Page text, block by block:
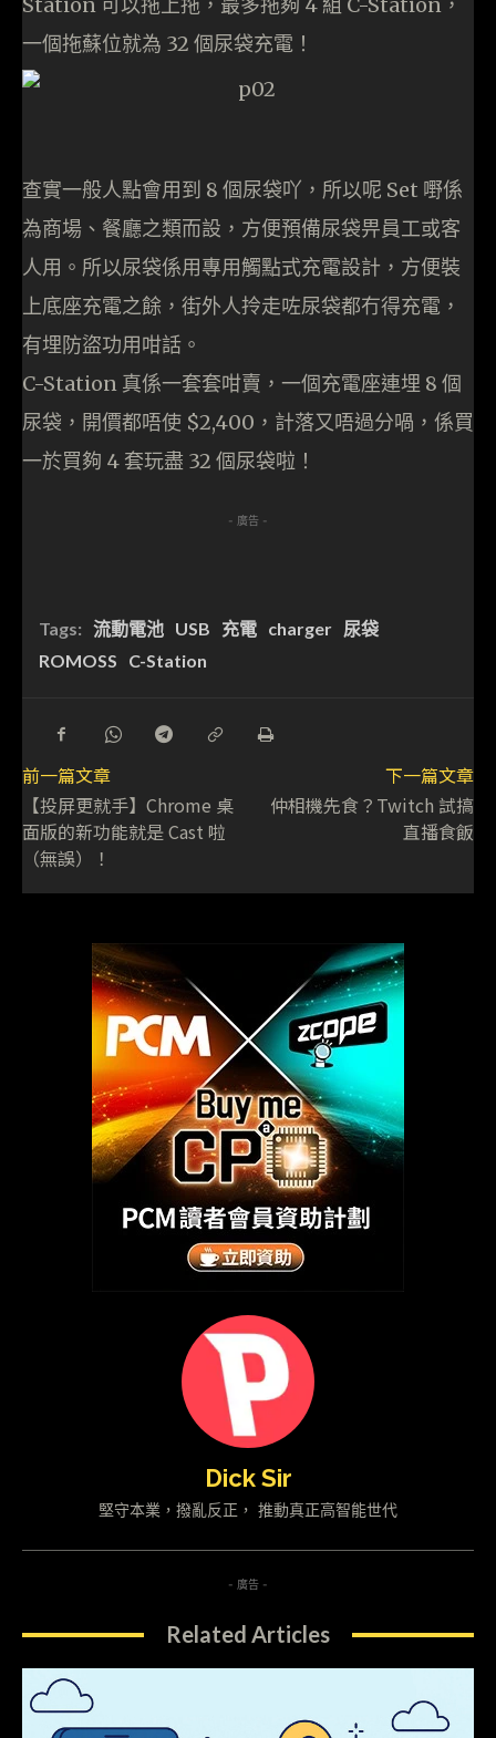
Station 可以拖上拖，最多拖夠 4 組 C-Station，
一個拖蘇位就為 32 個尿袋充電！
查實一般人點會用到 8 個尿袋吖，所以呢 Set 嘢係
為商場、餐廳之類而設，方便預備尿袋畀員工或客
人用。所以尿袋係用專用觸點式充電設計，方便裝
上底座充電之餘，街外人拎走咗尿袋都冇得充電，
有埋防盜功用咁話。
C-Station 真係一套套咁賣，一個充電座連埋 8 個
尿袋，開價都唔使 $2,400，計落又唔過分喎，係買
一於買夠 4 套玩盡 32 個尿袋啦！
- 廣告 -
Tags: 流動電池 USB 充電 charger 尿袋
ROMOSS
C-Station
前一篇文章
【投屏更就手】Chrome 桌
面版的新功能就是 Cast 啦
（無誤）！
下一篇文章
仲相機先食？Twitch 試搞
直播食飯
Dick Sir
堅守本業，撥亂反正， 推動真正高智能世代
- 廣告 -
Related Articles